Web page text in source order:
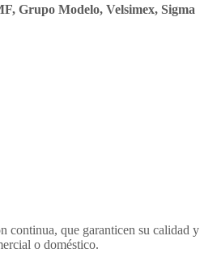
Grupo Modelo, Velsimex, Sigma
continua, que garanticen su calidad y
o doméstico.